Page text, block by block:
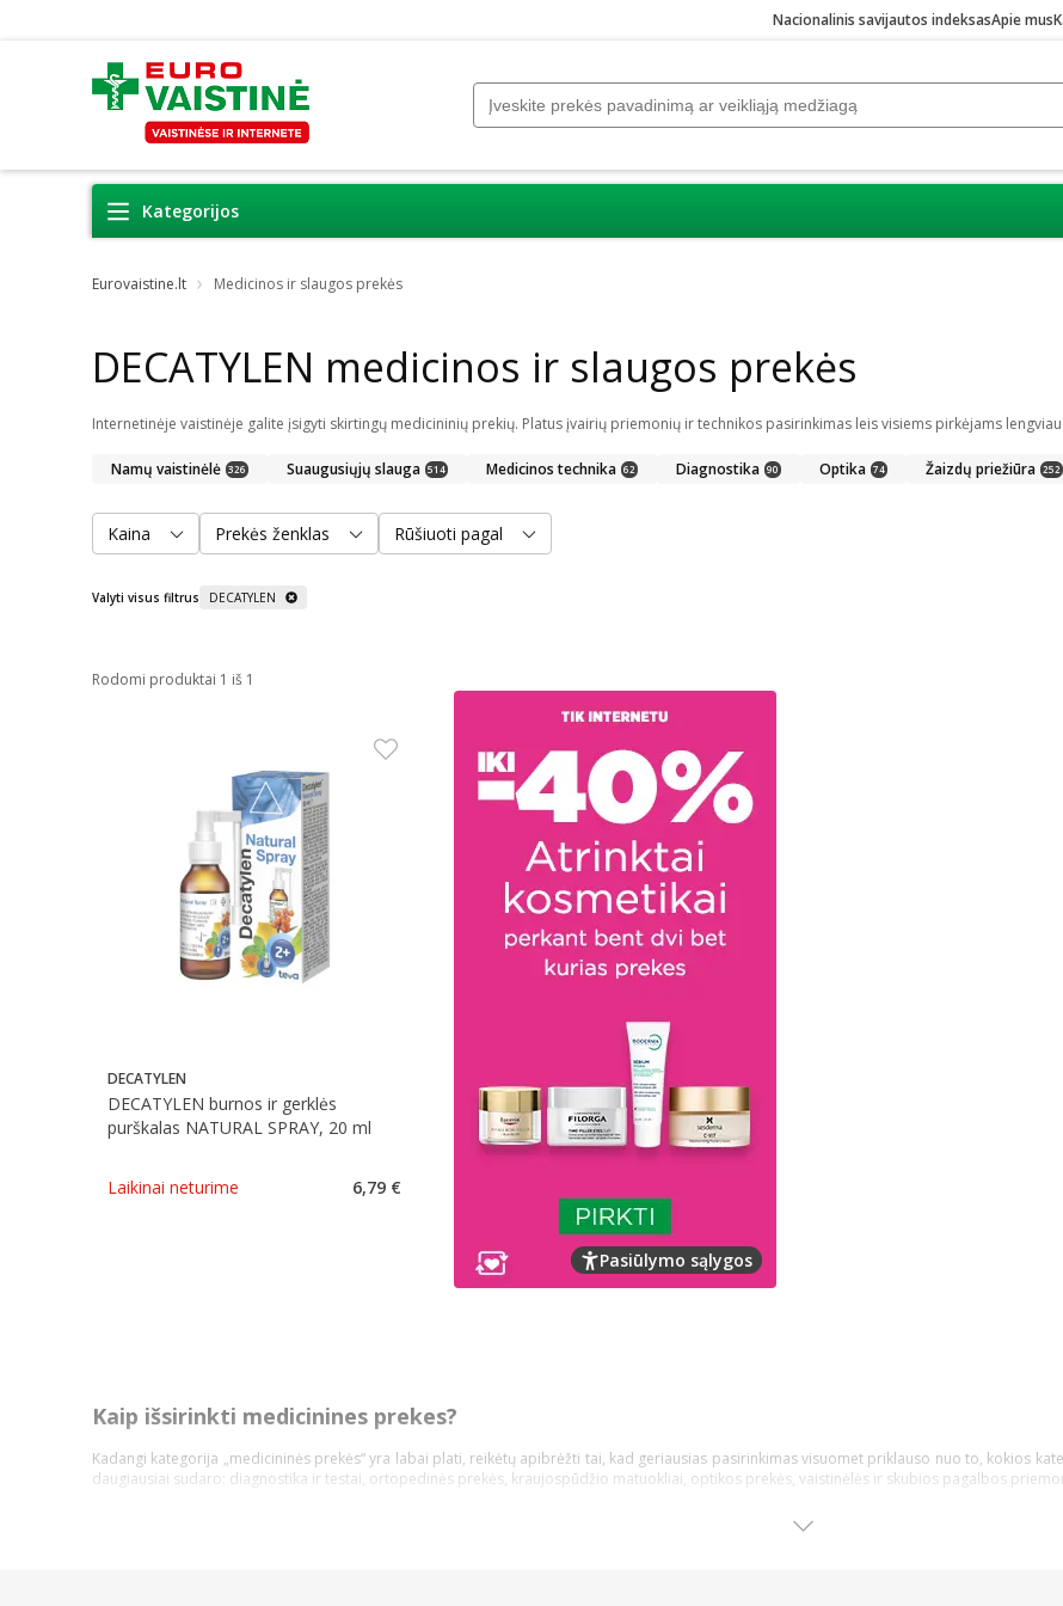
Nacionalinis savijautos indeksasApie mus
Kategorijos
Eurovaistine.lt Medicinos ir slaugos prekės
DECATYLEN medicinos ir slaugos prekės
Namų vaistinėlė 326 Suaugusiųjų slauga 514 Medicinos technika 62 Diagnostika 90 Optika 74 Žaizdų priežiūra 252
Kaina Prekės ženklas Rūšiuoti pagal
Valyti visus filtrus DECATYLEN
Rodomi produktai 1 iš 1
DECATYLEN
DECATYLEN burnos ir gerklės
purškalas NATURAL SPRAY, 20 ml
Laikinai neturime 6,79 €
Pasiūlymo sąlygos
Kaip išsirinkti medicinines prekes?
Kadangi kategorija „medicininės prekės“ yra labai plati, reikėtų apibrėžti tai, kad geriausias pasirinkimas visuomet priklauso nuo to, kokios
daugiausiai sudaro: diagnostika ir testai, ortopedinės prekės, kraujospūdžio matuokliai, optikos prekės, vaistinėlės ir skubios pagalbos